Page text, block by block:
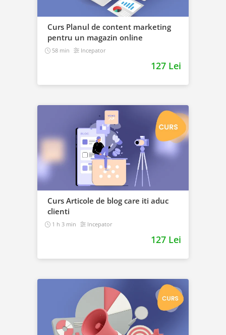
Curs Planul de content marketing
pentru un magazin online
58 min Incepator
127 Lei
Curs Articole de blog care iti aduc
clienti
1 h 3 min Incepator
127 Lei